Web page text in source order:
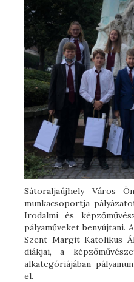
Sátoraljaújhely Város
munkacsoportja
Irodalmi és
pályaműveket benyújtani.
Szent Margit Katolikus
diákjai, a
alkategóriájában
el.